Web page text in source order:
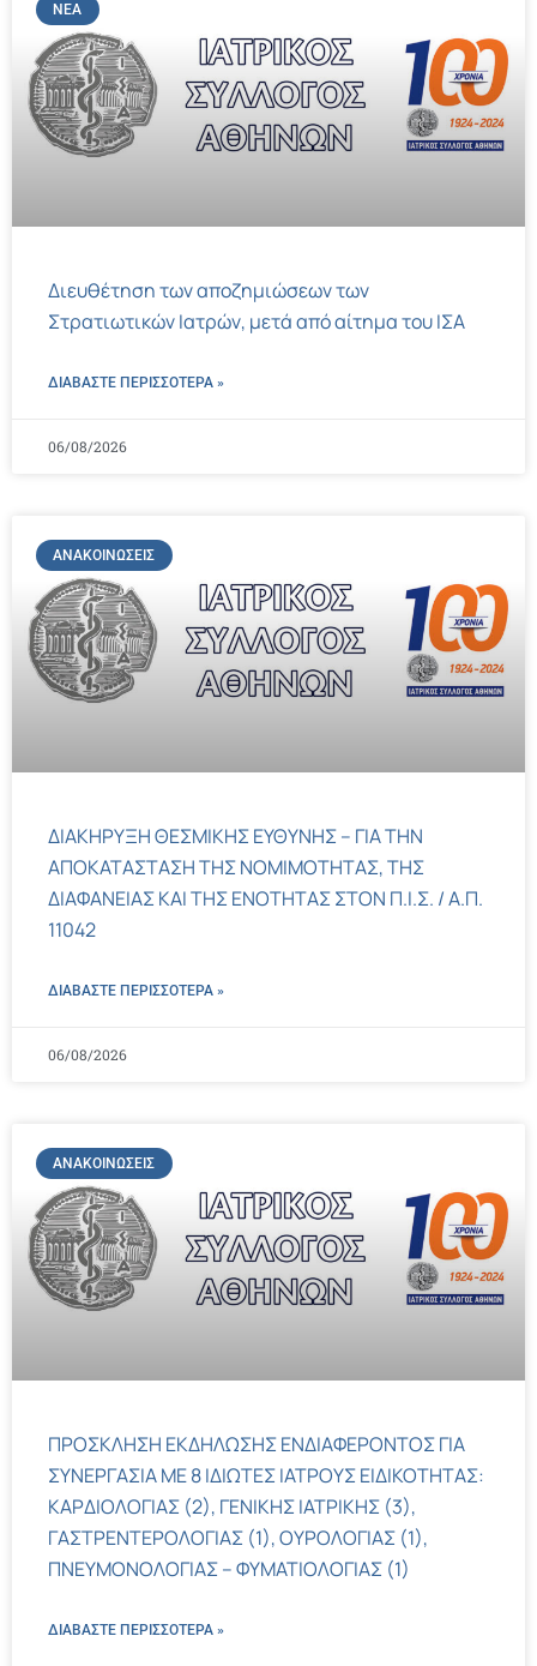
ΝΈΑ
Διευθέτηση των αποζημιώσεων των
Στρατιωτικών Ιατρών, μετά από αίτημα του ΙΣΑ
ΔΙΑΒΑΣΤΕ ΠΕΡΙΣΣΌΤΕΡΑ »
06/08/2026
ΑΝΑΚΟΙΝΏΣΕΙΣ
ΔΙΑΚΗΡΥΞΗ ΘΕΣΜΙΚΗΣ ΕΥΘΥΝΗΣ – ΓΙΑ ΤΗΝ
ΑΠΟΚΑΤΑΣΤΑΣΗ ΤΗΣ ΝΟΜΙΜΟΤΗΤΑΣ, ΤΗΣ
ΔΙΑΦΑΝΕΙΑΣ ΚΑΙ ΤΗΣ ΕΝΟΤΗΤΑΣ ΣΤΟΝ Π.Ι.Σ. / Α.Π.
11042
ΔΙΑΒΑΣΤΕ ΠΕΡΙΣΣΌΤΕΡΑ »
06/08/2026
ΑΝΑΚΟΙΝΏΣΕΙΣ
ΠΡΟΣΚΛΗΣΗ ΕΚΔΗΛΩΣΗΣ ΕΝΔΙΑΦΕΡΟΝΤΟΣ ΓΙΑ
ΣΥΝΕΡΓΑΣΙΑ ΜΕ 8 ΙΔΙΩΤΕΣ ΙΑΤΡΟΥΣ ΕΙΔΙΚΟΤΗΤΑΣ:
ΚΑΡΔΙΟΛΟΓΙΑΣ (2), ΓΕΝΙΚΗΣ ΙΑΤΡΙΚΗΣ (3),
ΓΑΣΤΡΕΝΤΕΡΟΛΟΓΙΑΣ (1), ΟΥΡΟΛΟΓΙΑΣ (1),
ΠΝΕΥΜΟΝΟΛΟΓΙΑΣ – ΦΥΜΑΤΙΟΛΟΓΙΑΣ (1)
ΔΙΑΒΑΣΤΕ ΠΕΡΙΣΣΌΤΕΡΑ »